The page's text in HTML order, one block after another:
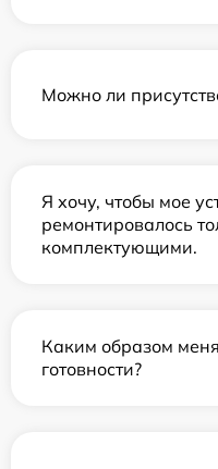
Можно ли
Я хочу, чтобы мое
ремонтировалось
комплектующими.
Каким образом
готовности?